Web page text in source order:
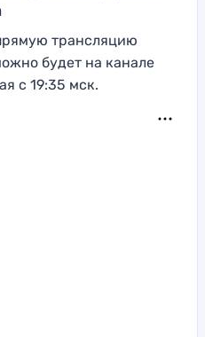
трансляцию
будет на канале
с 19:35 мск.